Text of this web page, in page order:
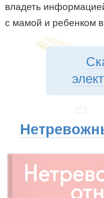
владеть
с мамой и ребенком